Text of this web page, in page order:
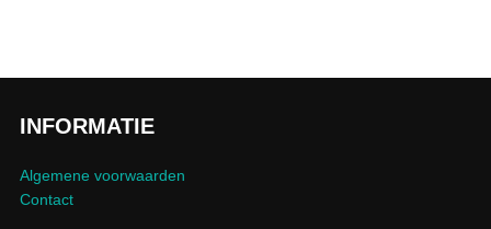
INFORMATIE
Algemene voorwaarden
Contact